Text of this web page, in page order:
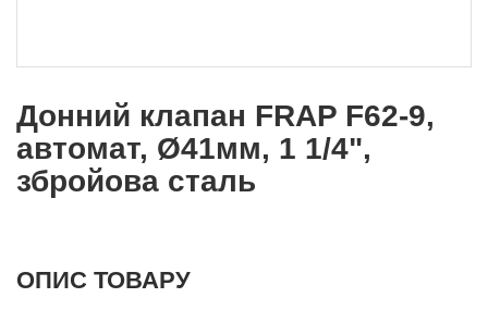
Донний клапан FRAP F62-9,
автомат, Ø41мм, 1 1/4",
збройова сталь
ОПИС ТОВАРУ